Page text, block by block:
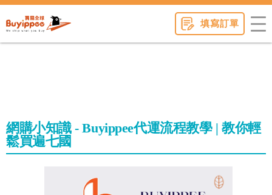
填寫訂單
網購小知識 - Buyippee代運流程教學 | 教你輕
鬆買遍七國